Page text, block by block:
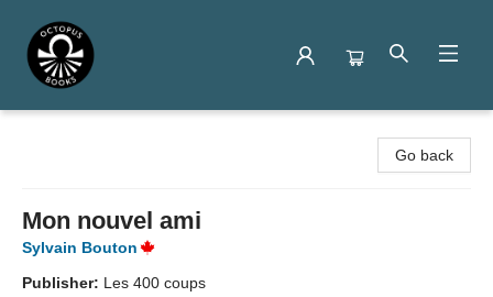
Go back
Mon nouvel ami
Sylvain Bouton
Publisher: Les 400 coups